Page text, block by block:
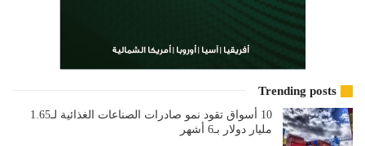
Trending posts
10 أسواق تقود نمو صادرات الصناعات الغذائية لـ1.65
مليار دولار بـ6 أشهر